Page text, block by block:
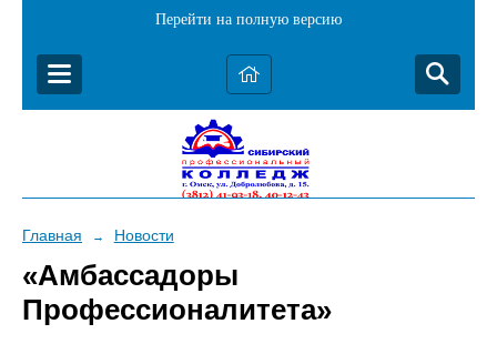
Перейти на полную версию
Главная → Новости
«Амбассадоры
Профессионалитета»